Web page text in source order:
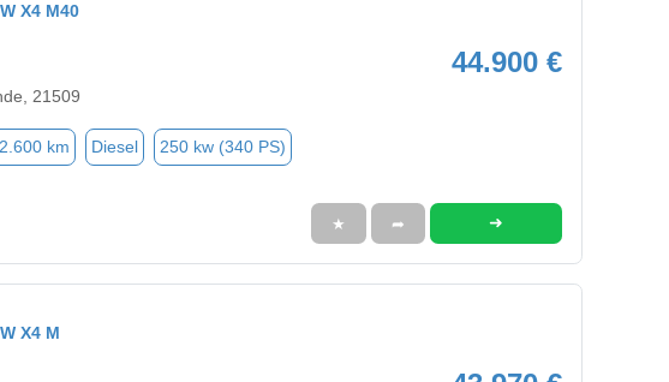
X4 M40
44.900 €
21509
km Diesel 250 kw (340 PS)
★ ➦ ➜
X4 M